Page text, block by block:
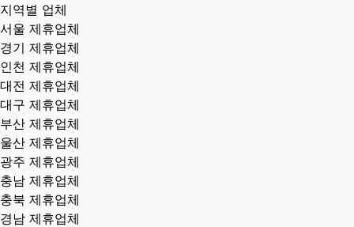
지역별 업체
서울 제휴업체
경기 제휴업체
인천 제휴업체
대전 제휴업체
대구 제휴업체
부산 제휴업체
울산 제휴업체
광주 제휴업체
충남 제휴업체
충북 제휴업체
경남 제휴업체